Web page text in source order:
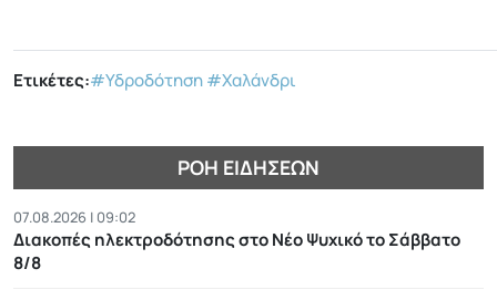
Ετικέτες:#Υδροδότηση#Χαλάνδρι
ΡΟΉ ΕΙΔΉΣΕΩΝ
07.08.2026 | 09:02
Διακοπές ηλεκτροδότησης στο Νέο Ψυχικό το Σάββατο
8/8